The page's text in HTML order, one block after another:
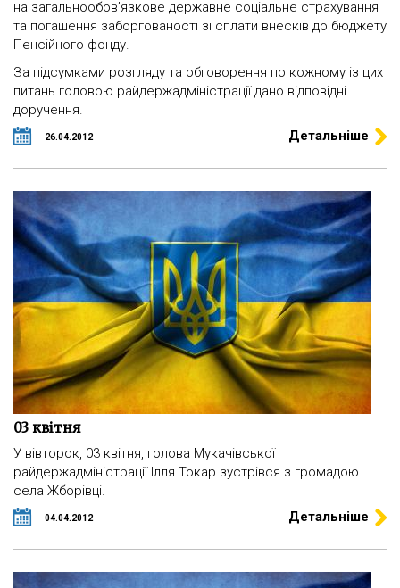
на загальнообов’язкове державне соціальне страхування
та погашення заборгованості зі сплати внесків до бюджету
Пенсійного фонду.
За підсумками розгляду та обговорення по кожному із цих
питань головою райдержадміністрації дано відповідні
доручення.
26.04.2012 Детальніше
03 квітня
У вівторок, 03 квітня, голова Мукачівської
райдержадміністрації Ілля Токар зустрівся з громадою
села Жборівці.
04.04.2012 Детальніше